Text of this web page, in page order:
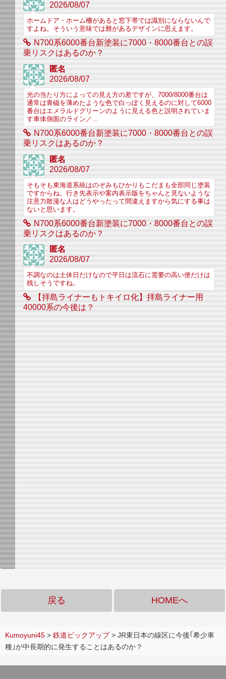
2026/08/07
ホームドア・ホーム柵があると窓下帯では識別にならないんで
すよね。そういう意味では難があるデザインに思えます。
N700系6000番台新塗装に7000・8000番台との誤
乗リスクはあるのか？
匿名
2026/08/07
光の当たり方によっての見え方の差ですが、7000/8000番台は
通常は青磁を薄めたような色で白っぽく見えるのに対して6000
番台はエメラルドグリーンのように見える色と説明されていま
す車体側面のライン／...
N700系6000番台新塗装に7000・8000番台との誤
乗リスクはあるのか？
匿名
2026/08/07
そもそも東海道系統はのぞみもひかりもこだまも全部同じ塗装
ですからね。行き先表示や案内表示版をちゃんと見ないような
注意力散漫な人はどうやったって間違えますから気にする事は
ないと思います。
N700系6000番台新塗装に7000・8000番台との誤
乗リスクはあるのか？
匿名
2026/08/07
不調なのは土休日だけなので平日は流石に需要の高い便だけは
残しそうですね。
【拝島ライナーもトキイロ化】拝島ライナー用
40000系の今後は？
戻る HOMEへ
Kumoyuni45 > 鉄道ピックアップ> JR東日本の線区に今後｢希少車
種｣が中長期的に発生することはあるのか？